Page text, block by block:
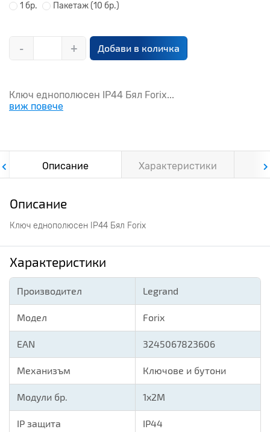
1 бр. Пакетаж(10 бр.)
- + Добави в количка
Ключ еднополюсен IP44 Бял Forix...
виж повече
Описание Характеристики
Описание
Ключ еднополюсен IP44 Бял Forix
Характеристики
Производител Legrand
Модел Forix
EAN 3245067823606
Механизъм Ключове и бутони
Модули бр. 1x2M
IP защита IP44